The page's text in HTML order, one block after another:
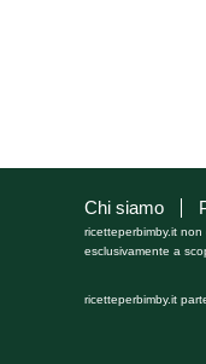
Chi siamo
ricetteperbimby.it
esclusivamente a
ricetteperbimby.it